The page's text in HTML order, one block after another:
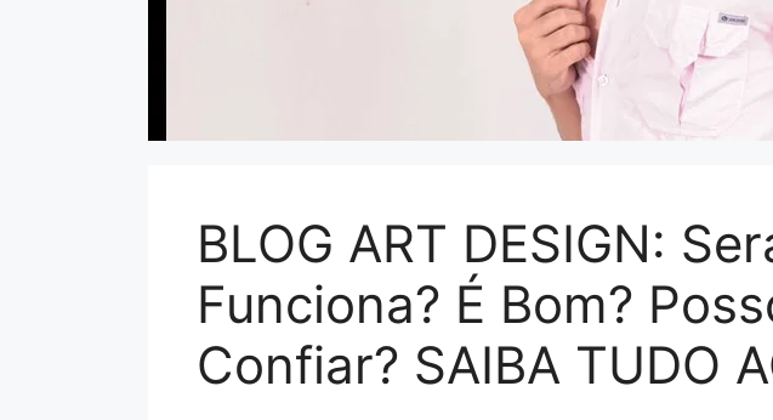
BLOG ART DESIGN:
Funciona? É Bom?
Confiar? SAIBA TUDO